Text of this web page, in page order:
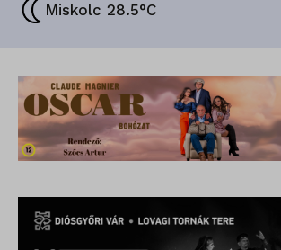
Miskolc 28.5°C